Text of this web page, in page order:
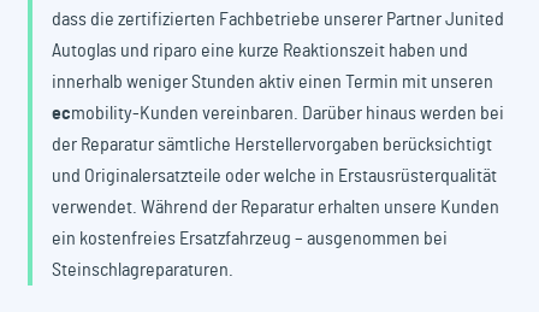
dass die zertifizierten Fachbetriebe unserer Partner Junited
Autoglas und riparo eine kurze Reaktionszeit haben und
innerhalb weniger Stunden aktiv einen Termin mit unseren
ecmobility-Kunden vereinbaren. Darüber hinaus werden bei
der Reparatur sämtliche Herstellervorgaben berücksichtigt
und Originalersatzteile oder welche in Erstausrüsterqualität
verwendet. Während der Reparatur erhalten unsere Kunden
ein kostenfreies Ersatzfahrzeug – ausgenommen bei
Steinschlagreparaturen.